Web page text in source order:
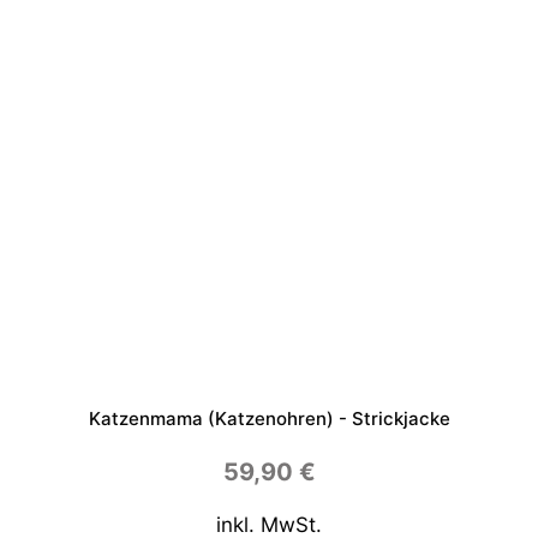
Katzenmama (Katzenohren) - Strickjacke
59,90 €
inkl. MwSt.